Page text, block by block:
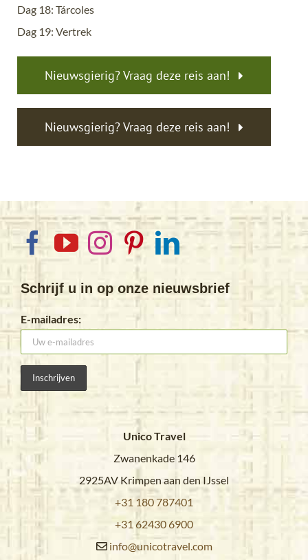
Dag 18: Tárcoles
Dag 19: Vertrek
Nieuwsgierig? Vraag deze reis aan!
Nieuwsgierig? Vraag deze reis aan!
Schrijf u in op onze nieuwsbrief
E-mailadres:
Unico Travel
Zwanenkade 146
2925AV Krimpen aan den IJssel
+31 180 787401
+31 62430 6900
info@unicotravel.com